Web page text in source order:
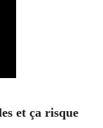
et ça risque